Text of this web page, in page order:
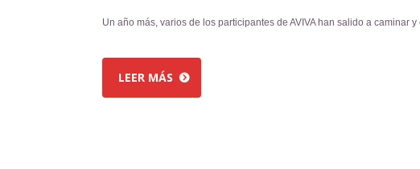
Un año más, varios de los participantes de AVIVA han salido a caminar
LEER MÁS